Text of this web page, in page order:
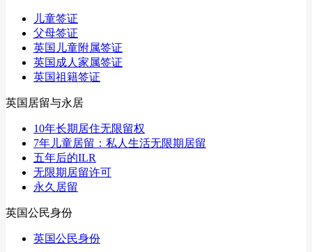
儿童签证
父母签证
英国儿童附属签证
英国成人家属签证
英国祖籍签证
英国居留与永居
10年长期居住无限留权
7年儿童居留：私人生活无限期居留
五年后的ILR
无限期居留许可
永久居留
英国公民身份
英国公民身份